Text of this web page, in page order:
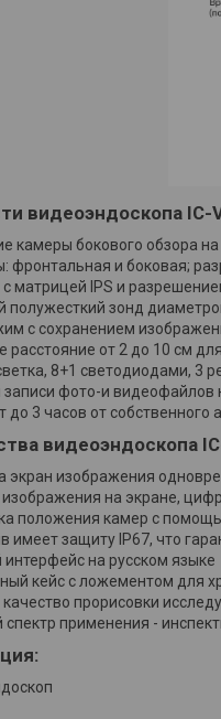
видеоэндоскопа IC-
камеры бокового обзора на
фронтальная и боковая;
с матрицей IPS и
полужесткий зонд
с сохранением
расстояние от 2 до 10 см
8+1 светодиодами, 3
фото-и видеофайлов
до 3 часов от
видеоэндоскопа
экран изображения
изображения на экране,
положения камер с
имеет защиту IP67, что
на русском языке
кейс с ложементом для
прорисовки
спектр применения -